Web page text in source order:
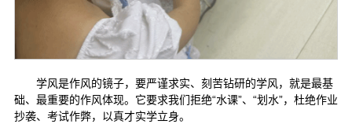
学风是作风的镜子，要严谨求实、刻苦钻研的学风，就是最基
础、最重要的作风体现。它要求我们拒绝“水课”、“划水”，杜绝作业
抄袭、考试作弊，以真才实学立身。